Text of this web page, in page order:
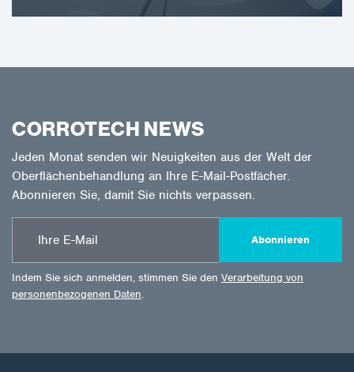
CORROTECH NEWS
Jeden Monat senden wir Neuigkeiten aus der Welt der
Oberflächenbehandlung an Ihre E-Mail-Postfächer.
Abonnieren Sie, damit Sie nichts verpassen.
Abonnieren
Indem Sie sich anmelden, stimmen Sie den Verarbeitung von
personenbezogenen Daten.